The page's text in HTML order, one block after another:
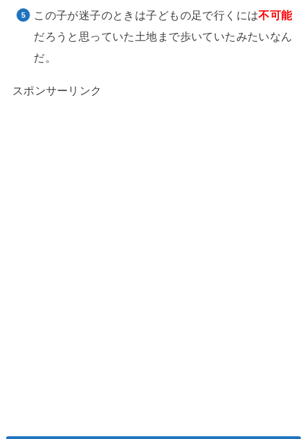
この子が迷子のときは子どもの足で行くには不可能
だろうと思っていた土地まで歩いていたみたいなん
だ。
スポンサーリンク